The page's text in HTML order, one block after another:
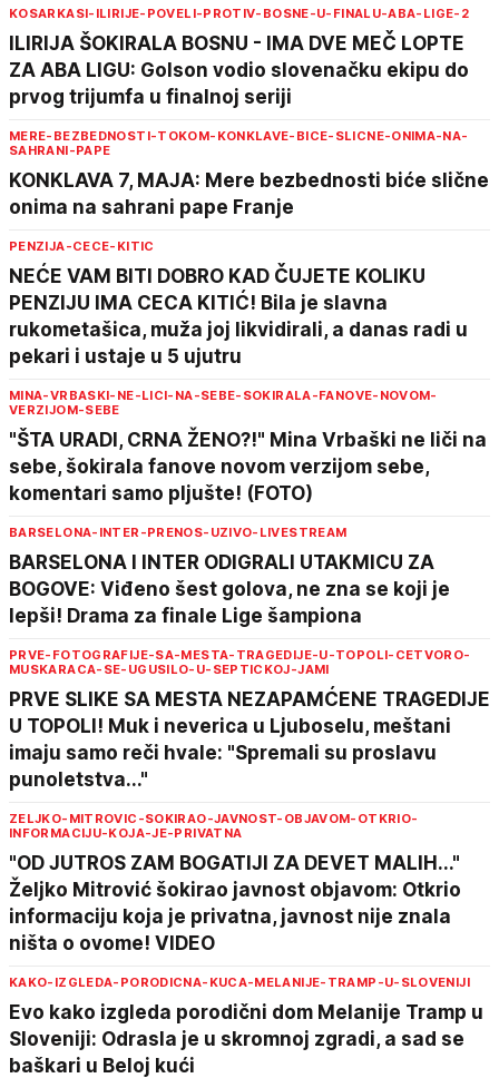
KOSARKASI-ILIRIJE-POVELI-PROTIV-BOSNE-U-FINALU-ABA-LIGE-2
ILIRIJA ŠOKIRALA BOSNU - IMA DVE MEČ LOPTE
ZA ABA LIGU: Golson vodio slovenačku ekipu do
prvog trijumfa u finalnoj seriji
MERE-BEZBEDNOSTI-TOKOM-KONKLAVE-BICE-SLICNE-ONIMA-NA-
SAHRANI-PAPE
KONKLAVA 7, MAJA: Mere bezbednosti biće slične
onima na sahrani pape Franje
PENZIJA-CECE-KITIC
NEĆE VAM BITI DOBRO KAD ČUJETE KOLIKU
PENZIJU IMA CECA KITIĆ! Bila je slavna
rukometašica, muža joj likvidirali, a danas radi u
pekari i ustaje u 5 ujutru
MINA-VRBASKI-NE-LICI-NA-SEBE-SOKIRALA-FANOVE-NOVOM-
VERZIJOM-SEBE
"ŠTA URADI, CRNA ŽENO?!" Mina Vrbaški ne liči na
sebe, šokirala fanove novom verzijom sebe,
komentari samo pljušte! (FOTO)
BARSELONA-INTER-PRENOS-UZIVO-LIVESTREAM
BARSELONA I INTER ODIGRALI UTAKMICU ZA
BOGOVE: Viđeno šest golova, ne zna se koji je
lepši! Drama za finale Lige šampiona
PRVE-FOTOGRAFIJE-SA-MESTA-TRAGEDIJE-U-TOPOLI-CETVORO-
MUSKARACA-SE-UGUSILO-U-SEPTICKOJ-JAMI
PRVE SLIKE SA MESTA NEZAPAMĆENE TRAGEDIJE
U TOPOLI! Muk i neverica u Ljuboselu, meštani
imaju samo reči hvale: "Spremali su proslavu
punoletstva..."
ZELJKO-MITROVIC-SOKIRAO-JAVNOST-OBJAVOM-OTKRIO-
INFORMACIJU-KOJA-JE-PRIVATNA
"OD JUTROS ZAM BOGATIJI ZA DEVET MALIH..."
Željko Mitrović šokirao javnost objavom: Otkrio
informaciju koja je privatna, javnost nije znala
ništa o ovome! VIDEO
KAKO-IZGLEDA-PORODICNA-KUCA-MELANIJE-TRAMP-U-SLOVENIJI
Evo kako izgleda porodični dom Melanije Tramp u
Sloveniji: Odrasla je u skromnoj zgradi, a sad se
baškari u Beloj kući